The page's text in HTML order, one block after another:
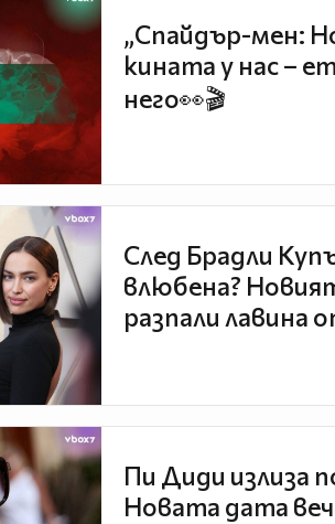
„Спайдър-мен:
кината у нас –
него👀🎬
След Брадли
влюбена?
разпали лавина
Пи Диди излиза
Новата дата